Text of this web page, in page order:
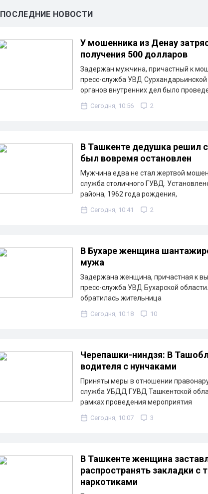
ПОСЛЕДНИЕ НОВОСТИ
У мошенника из Денау
получения 500 долларов
Задержан мужчина, причастный к
пресс-служба УВД
органов внутренних дел было
Сегодня, 10:56 2
В Ташкенте дедушка решил
был вовремя остановлен
Мужчина едва не стал жертвой
служба столичного ГУВД.
района, 1962 года рождения,
Сегодня, 10:41 2
В Бухаре женщина
мужа
Задержана женщина, причастная к
пресс-служба УВД Бухарской
обратилась жительница
Сегодня, 10:18 10
Черепашки-ниндзя: В
водителя с нунчаками
Приняты меры в отношении
служба УБДД ГУВД Ташкентской
рамках проведения мероприятия
Сегодня, 10:07 3
В Ташкенте женщина
распространять закладки
наркотиками